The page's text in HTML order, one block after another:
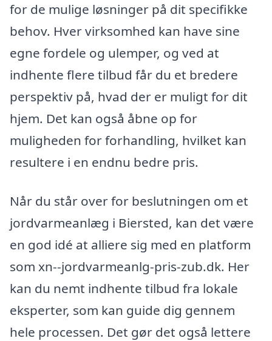
for de mulige løsninger på dit specifikke
behov. Hver virksomhed kan have sine
egne fordele og ulemper, og ved at
indhente flere tilbud får du et bredere
perspektiv på, hvad der er muligt for dit
hjem. Det kan også åbne op for
muligheden for forhandling, hvilket kan
resultere i en endnu bedre pris.
Når du står over for beslutningen om et
jordvarmeanlæg i Biersted, kan det være
en god idé at alliere sig med en platform
som xn--jordvarmeanlg-pris-zub.dk. Her
kan du nemt indhente tilbud fra lokale
eksperter, som kan guide dig gennem
hele processen. Det gør det også lettere